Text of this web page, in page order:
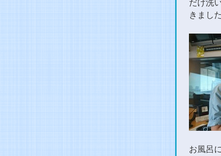
だけ洗
きまし
お風呂